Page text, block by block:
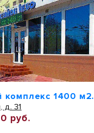
комплекс 1400 м2.
д. 31
руб.